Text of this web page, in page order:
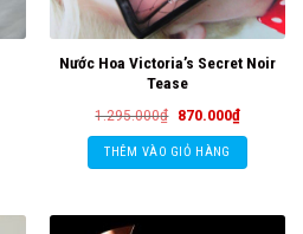
Nước Hoa Victoria’s Secret Noir
Tease
1.295.000₫ Giá
là:
1.295.000₫.
870.000₫Giá
hiện
tại
870.000₫.
THÊM VÀO GIỎ HÀNG